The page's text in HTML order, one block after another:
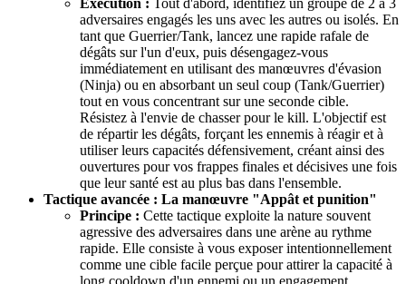
adversaires engagés les uns avec les autres ou isolés. En
tant que Guerrier/Tank, lancez une rapide rafale de
dégâts sur l'un d'eux, puis désengagez-vous
immédiatement en utilisant des manœuvres d'évasion
(Ninja) ou en absorbant un seul coup (Tank/Guerrier)
tout en vous concentrant sur une seconde cible.
Résistez à l'envie de chasser pour le kill. L'objectif est
de répartir les dégâts, forçant les ennemis à réagir et à
utiliser leurs capacités défensivement, créant ainsi des
ouvertures pour vos frappes finales et décisives une fois
que leur santé est au plus bas dans l'ensemble.
Tactique avancée : La manœuvre "Appât et punition"
Principe : Cette tactique exploite la nature souvent
agressive des adversaires dans une arène au rythme
rapide. Elle consiste à vous exposer intentionnellement
comme une cible facile perçue pour attirer la capacité à
long cooldown d'un ennemi ou un engagement